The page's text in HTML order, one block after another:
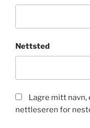
Nettsted
Lagre mitt
nettleseren for